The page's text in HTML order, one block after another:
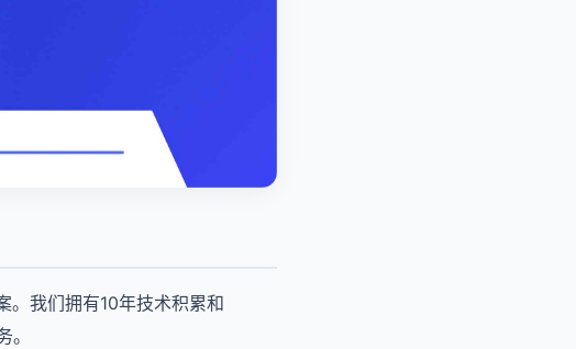
。我们拥有10年技术积累和